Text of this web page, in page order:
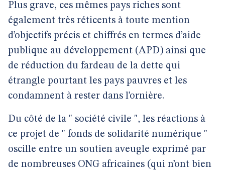
Plus grave, ces mêmes pays riches sont
également très réticents à toute mention
d’objectifs précis et chiffrés en termes d’aide
publique au développement (APD) ainsi que
de réduction du fardeau de la dette qui
étrangle pourtant les pays pauvres et les
condamnent à rester dans l’ornière.
Du côté de la " société civile ", les réactions à
ce projet de " fonds de solidarité numérique "
oscille entre un soutien aveugle exprimé par
de nombreuses ONG africaines (qui n’ont bien